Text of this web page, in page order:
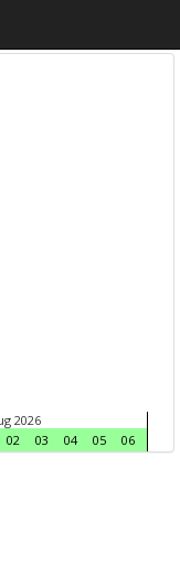
2026
02 03 04 05 06